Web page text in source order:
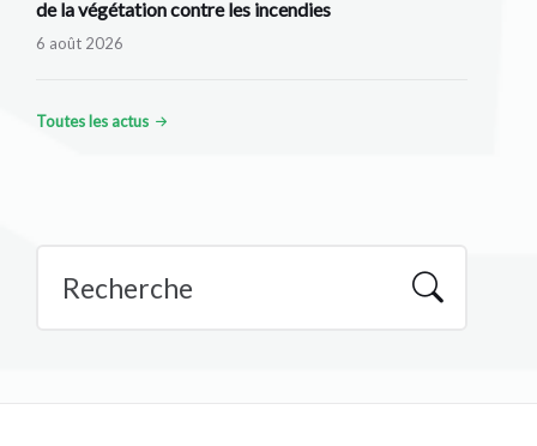
de la végétation contre les incendies
6 août 2026
Toutes les actus